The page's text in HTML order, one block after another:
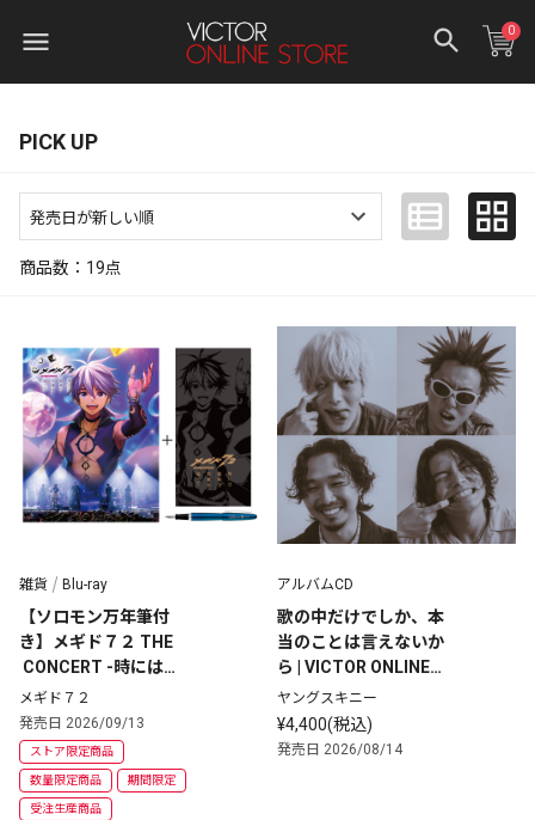
0
PICK UP
商品数： 19点
雑貨 Blu-ray
【ソロモン万年筆付
き】メギド７２ THE
CONCERT -時には戦
果の記憶を辿って- Bl
u-ray
メギド７２
発売日 2026/09/13
ストア限定商品
数量限定商品 期間限定
受注生産商品
アルバムCD
歌の中だけでしか、本
当のことは言えないか
ら | VICTOR ONLINE S
TORE完全生産限定盤
ヤングスキニー
¥4,400(税込)
発売日 2026/08/14